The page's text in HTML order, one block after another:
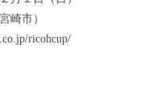
市）
ricohcup/